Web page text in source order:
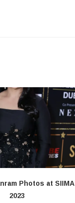
Photos at SIIMA
2023